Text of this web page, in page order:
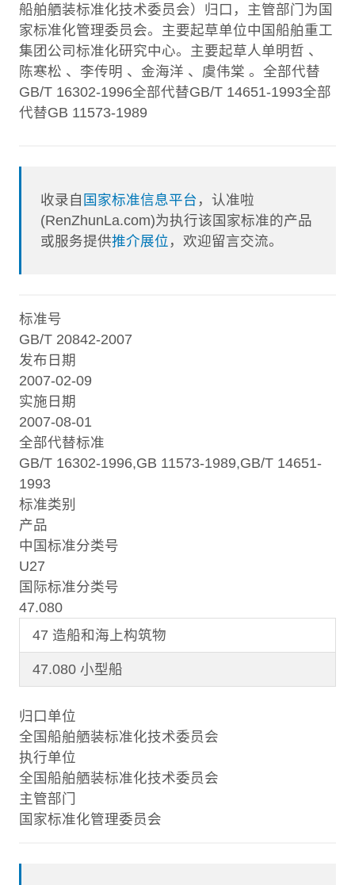
船舶舾装标准化技术委员会）归口，主管部门为国
家标准化管理委员会。主要起草单位中国船舶重工
集团公司标准化研究中心。主要起草人单明哲 、
陈寒松 、李传明 、金海洋 、虞伟棠 。全部代替
GB/T 16302-1996全部代替GB/T 14651-1993全部
代替GB 11573-1989
收录自 国家标准信息平台 ，认准啦
(RenZhunLa.com)为执行该国家标准的产品
或服务提供推介展位 ，欢迎留言交流。
标准号
GB/T 20842-2007
发布日期
2007-02-09
实施日期
2007-08-01
全部代替标准
GB/T 16302-1996,GB 11573-1989,GB/T 14651-
1993
标准类别
产品
中国标准分类号
U27
国际标准分类号
47.080
47 造船和海上构筑物
47.080 小型船
归口单位
全国船舶舾装标准化技术委员会
执行单位
全国船舶舾装标准化技术委员会
主管部门
国家标准化管理委员会